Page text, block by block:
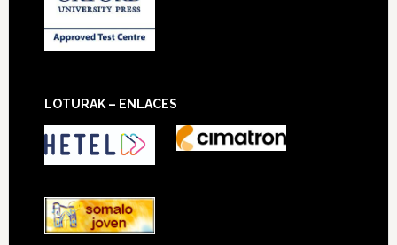
LOTURAK – ENLACES